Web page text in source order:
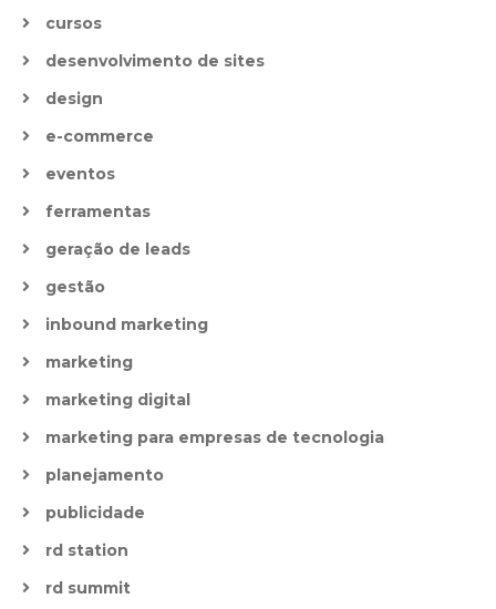
cursos
desenvolvimento de sites
design
e-commerce
eventos
ferramentas
geração de leads
gestão
inbound marketing
marketing
marketing digital
marketing para empresas de tecnologia
planejamento
publicidade
rd station
rd summit